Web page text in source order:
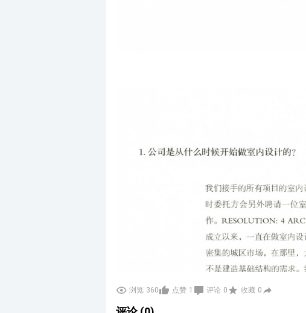
浏览 360 点赞 1 评论 0 收藏 0